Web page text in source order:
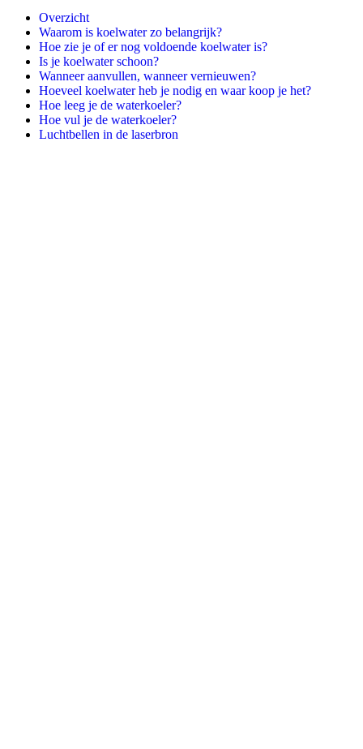
Overzicht
Waarom is koelwater zo belangrijk?
Hoe zie je of er nog voldoende koelwater is?
Is je koelwater schoon?
Wanneer aanvullen, wanneer vernieuwen?
Hoeveel koelwater heb je nodig en waar koop je het?
Hoe leeg je de waterkoeler?
Hoe vul je de waterkoeler?
Luchtbellen in de laserbron